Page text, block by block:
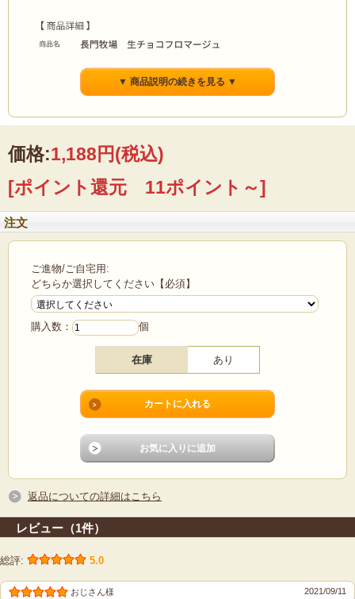
※商品の改訂などにより、商品パッケージの記載内容と異なる場合があります。
▼ 商品説明の続きを見る ▼
価格:1,188円(税込)
[ポイント還元 11ポイント～]
注文
ご進物/ご自宅用:
どちらか選択してください【必須】
購入数： 個
在庫 あり
返品についての詳細はこちら
レビュー（1件）
総評: 5.0
おじさん様 2021/09/11